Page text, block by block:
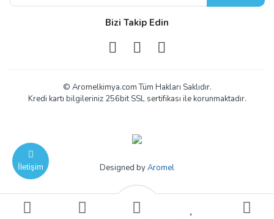
İletişim
Bizi Takip Edin
© Aromelkimya.com Tüm Hakları Saklıdır.
Kredi kartı bilgileriniz 256bit SSL sertifikası ile korunmaktadır.
Designed byAromel